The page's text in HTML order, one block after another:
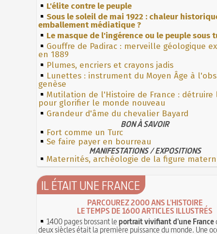
L'élite contre le peuple
Sous le soleil de mai 1922 : chaleur
emballement médiatique ?
Le masque de l'ingérence ou le peuple sous
Gouffre de Padirac : merveille géologique
en 1889
Plumes, encriers et crayons jadis
Lunettes : instrument du Moyen Âge à
genèse
Mutilation de l'Histoire de France : détruire
pour glorifier le monde nouveau
Grandeur d'âme du chevalier Bayard
BON À SAVOIR
Fort comme un Turc
Se faire payer en bourreau
MANIFESTATIONS / EXPOSITIONS
Maternités, archéologie de la figure
IL ÉTAIT UNE FRANCE
PARCOUREZ 2000 ANS L'HISTOIRE
LE TEMPS DE 1600 ARTICLES ILLUSTRÉS
1400 pages brossant leportrait vivifiant d'une France
deux siècles était la première puissance du monde. Une